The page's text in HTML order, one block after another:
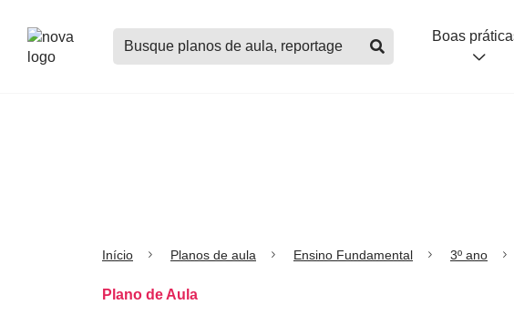
Buscar
planos
Boas
Início Planos de aula Ensino Fundamental 3º ano
Plano de Aula